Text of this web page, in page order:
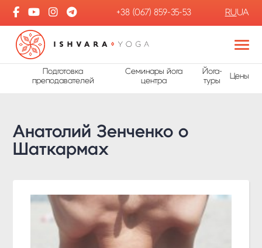
RUUA
+38 (067) 859-35-53
Подготовка
преподавателей
Семинары йога
центра
Йога-
туры
Цены
Анатолий Зенченко о
Шаткармах